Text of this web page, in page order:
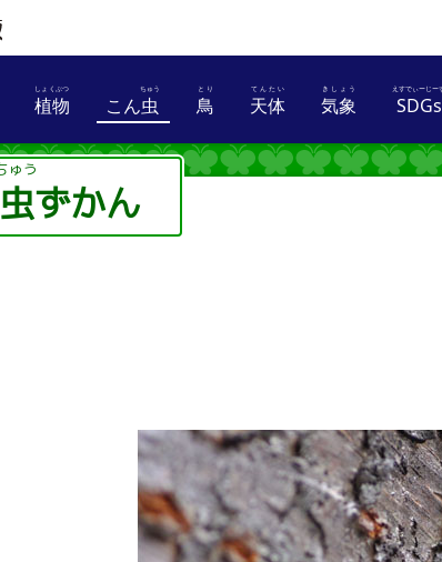
植物 しょくぶつ
こん虫 ちゅう
鳥 とり
天体 てんたい
気象 SDGs
虫 ちゅう
ずかん